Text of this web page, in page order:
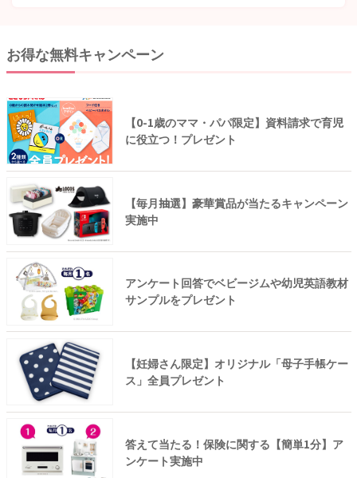
お得な無料キャンペーン
【0-1歳のママ・パパ限定】資料請求で育児
に役立つ！プレゼント
【毎月抽選】豪華賞品が当たるキャンペーン
実施中
アンケート回答でベビージムや幼児英語教材
サンプルをプレゼント
【妊婦さん限定】オリジナル「母子手帳ケー
ス」全員プレゼント
答えて当たる！保険に関する【簡単1分】ア
ンケート実施中